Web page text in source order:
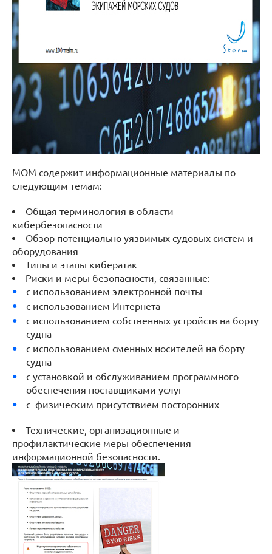
МОМ содержит информационные материалы по
следующим темам:
Общая терминология в области
кибербезопасности
Обзор потенциально уязвимых судовых систем и
оборудования
Типы и этапы кибератак
Риски и меры безопасности, связанные:
с использованием электронной почты
с использованием Интернета
с использованием собственных устройств на борту
судна
с использованием сменных носителей на борту
судна
с установкой и обслуживанием программного
обеспечения поставщиками услуг
с физическим присутствием посторонних
Технические, организационные и
профилактические меры обеспечения
информационной безопасности.